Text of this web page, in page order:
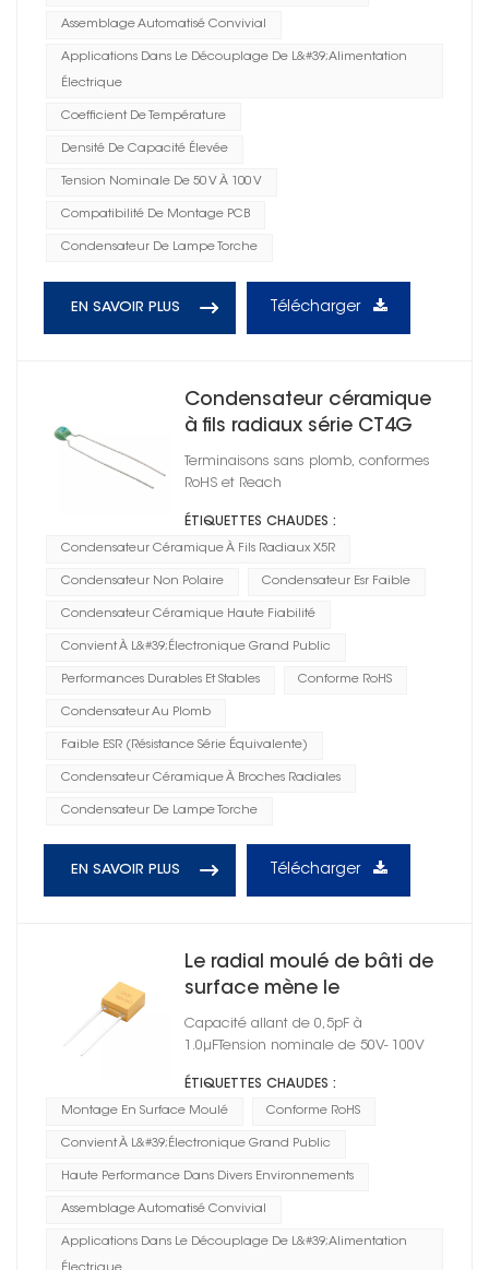
Assemblage Automatisé Convivial
Applications Dans Le Découplage De L&#39;alimentation
Électrique
Coefficient De Température
Densité De Capacité Élevée
Tension Nominale De 50 V À 100 V
Compatibilité De Montage PCB
Condensateur De Lampe Torche
EN SAVOIR PLUS Télécharger
Condensateur céramique
à fils radiaux série CT4G
X5R
Terminaisons sans plomb, conformes
RoHS et Reach
ÉTIQUETTES CHAUDES :
Condensateur Céramique À Fils Radiaux X5R
Condensateur Non Polaire Condensateur Esr Faible
Condensateur Céramique Haute Fiabilité
Convient À L&#39;électronique Grand Public
Performances Durables Et Stables Conforme RoHS
Condensateur Au Plomb
Faible ESR (résistance Série Équivalente)
Condensateur Céramique À Broches Radiales
Condensateur De Lampe Torche
EN SAVOIR PLUS Télécharger
Le radial moulé de bâti de
surface mène le
diélectrique en céramique
du condensateur C0G
Capacité allant de 0,5pF à
1.0μFTension nominale de 50V- 100V
ÉTIQUETTES CHAUDES :
Montage En Surface Moulé Conforme RoHS
Convient À L&#39;électronique Grand Public
Haute Performance Dans Divers Environnements
Assemblage Automatisé Convivial
Applications Dans Le Découplage De L&#39;alimentation